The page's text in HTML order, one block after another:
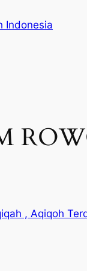
Indonesia
, Aqiqoh